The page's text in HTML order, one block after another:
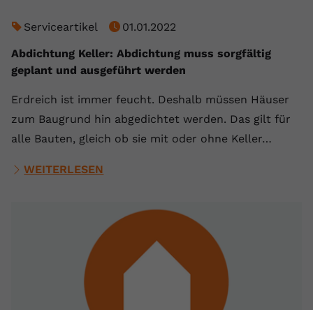
Serviceartikel
01.01.2022
Abdichtung Keller: Abdichtung muss sorgfältig
geplant und ausgeführt werden
Erdreich ist immer feucht. Deshalb müssen Häuser
zum Baugrund hin abgedichtet werden. Das gilt für
alle Bauten, gleich ob sie mit oder ohne Keller…
WEITERLESEN